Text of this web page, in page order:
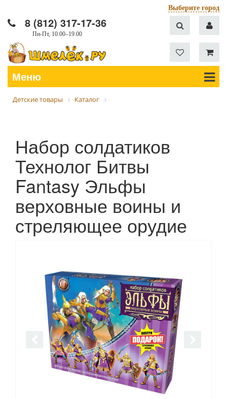
Выберите город
8 (812) 317-17-36
Пн-Пт, 10.00–19.00
Меню
Детские товары Каталог
Набор солдатиков
Технолог Битвы
Fantasy Эльфы
верховные воины и
стреляющее орудие